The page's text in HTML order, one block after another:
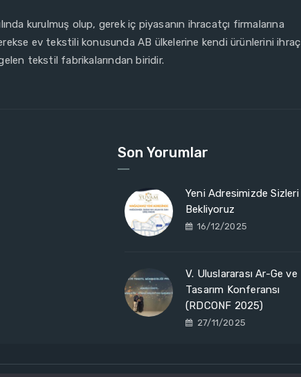
kurulmuş olup, gerek iç piyasanın ihracatçı firmalarına
ev tekstili konusunda AB ülkelerine kendi ürünlerini ihraç
tekstil fabrikalarından biridir.
Son Yorumlar
Yeni Adresimizde Sizleri
Bekliyoruz
16/12/2025
V. Uluslararası Ar-Ge ve
Tasarım Konferansı
(RDCONF 2025)
27/11/2025